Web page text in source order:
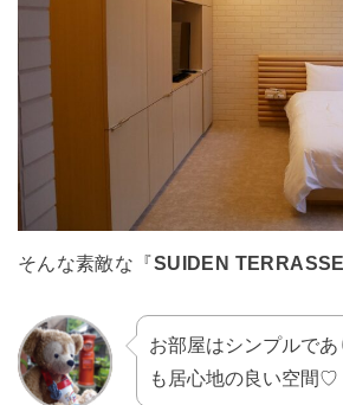
そんな素敵な『SUIDEN TERRASSE
お部屋はシンプルで
も居心地の良い空間♡